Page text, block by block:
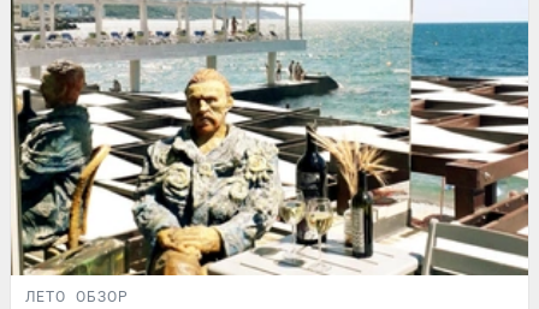
ЛЕТО ОБЗОР